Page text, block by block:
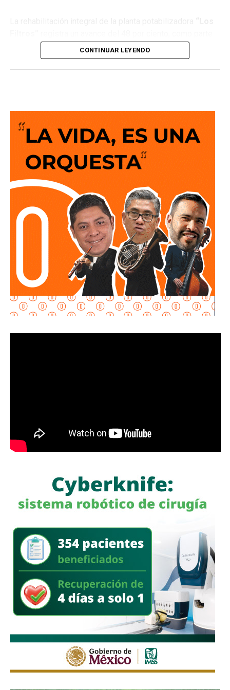
de los trabajos que realizaInterapas para modernizar una
de las principales fuentes de abastecimiento de agua
potable de la zona metropolitana.
ofrecer un servicio más confiable para miles de familias.
La semana pasada concluyeron los trabajos de
mantenimiento y restauración en los módulos donde se
lleva a cabo el proceso de potabilización del agua, para
continuar con la limpieza y mantenimiento integral de las
instalaciones de la planta.
La siguiente etapa contempla el equipamiento de los
tanques de floculación y sedimentación, donde las
partículas e impurezas que contiene el agua se agrupan y
posteriormente se depositan en el fondo, permitiendo
separar el agua más clara para que continúe con las
etapas de filtración y desinfección antes de su
distribución.
potabilización y la continuidad del suministro de agua
potable.
CONTINUAR LEYENDO